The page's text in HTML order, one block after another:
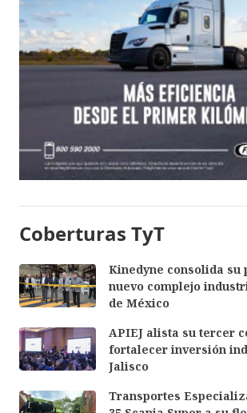
Coberturas TyT
Kinedyne consolida su
nuevo complejo
de México
APIEJ alista su tercer
fortalecer inversión
Jalisco
Transportes